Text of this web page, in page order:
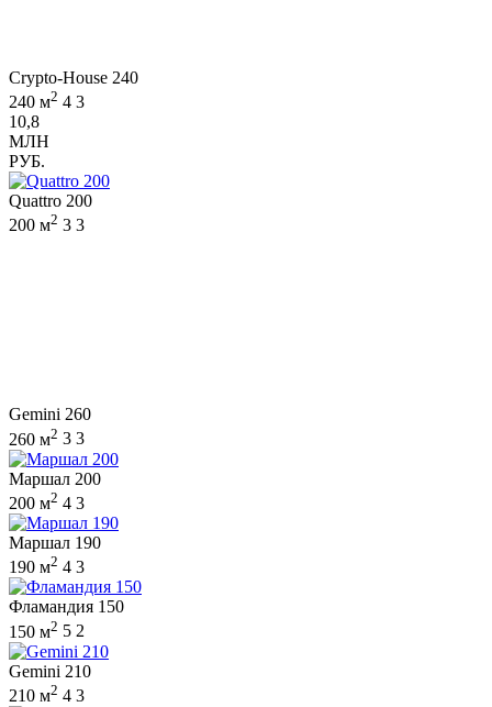
Crypto-House 240
240 м2 4 3
10,8
МЛН
РУБ.
Quattro 200
200 м2 3 3
Gemini 260
260 м2 3 3
Маршал 200
200 м2 4 3
Маршал 190
190 м2 4 3
Фламандия 150
150 м2 5 2
Gemini 210
210 м2 4 3